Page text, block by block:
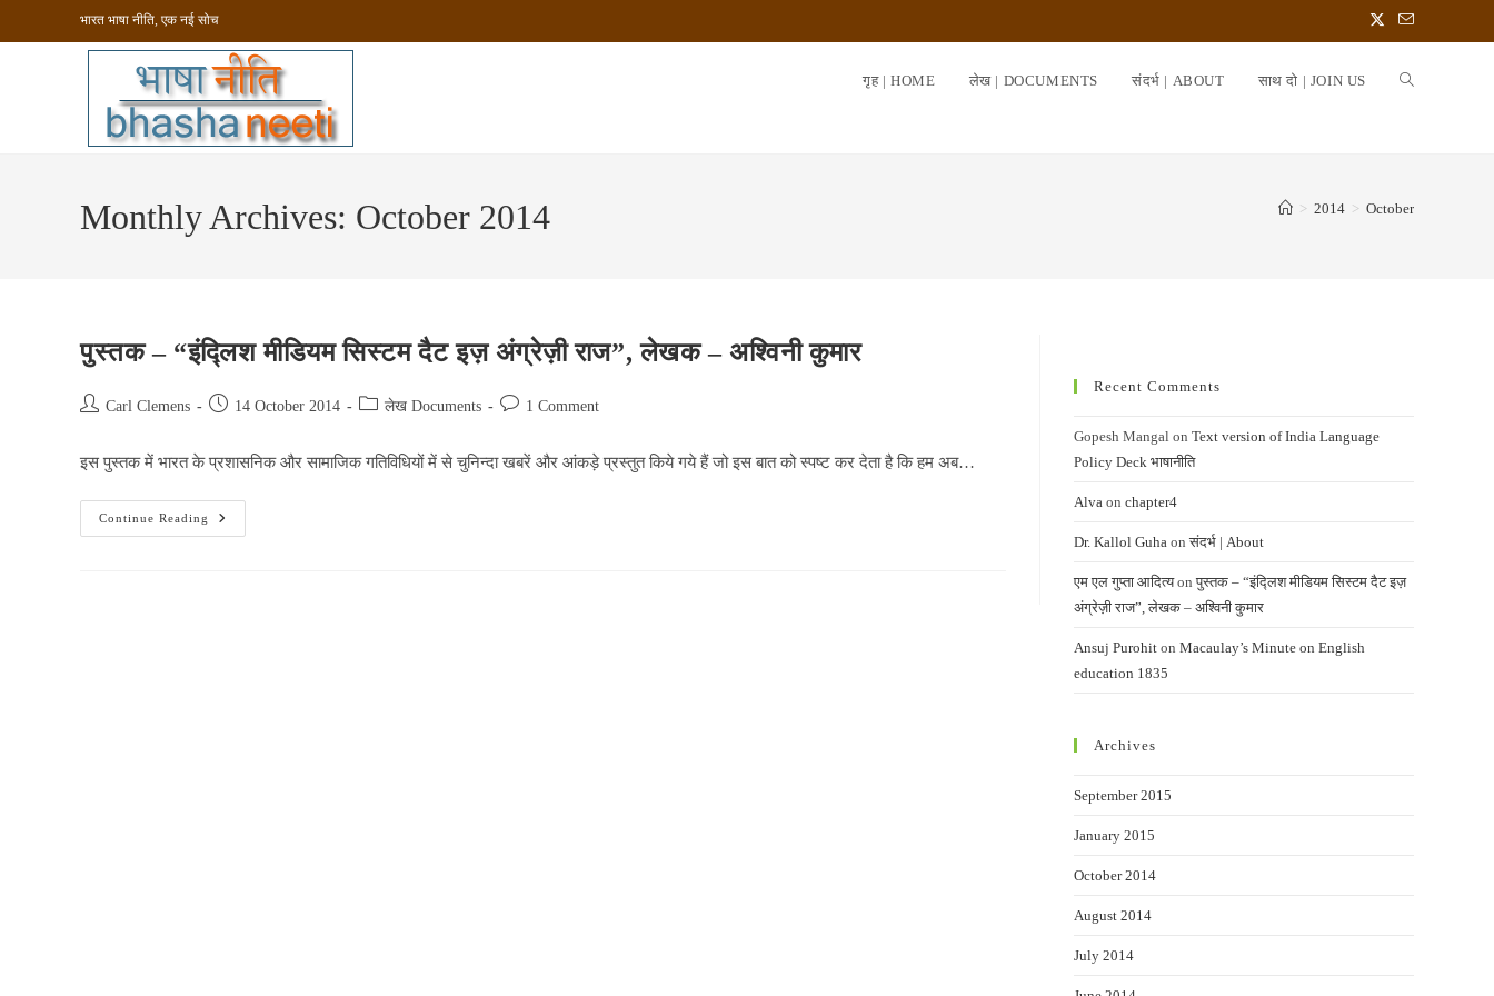
to
भारत भाषा नीति, एक नई सोच
गृह | HOME लेख | DOCUMENTS संदर्भ | ABOUT साथ दो | JOIN US TOGGLE
Monthly Archives: October 2014 > 2014 > October
पुस्तक – “इंद्लिश मीडियम सिस्टम दैट इज़ अंग्रेज़ी राज”, लेखक – अश्विनी कुमार
Post Carl Clemens
Post 14 October 2014
Post लेख Documents
Post 1 Comment
इस पुस्तक में भारत के प्रशासनिक और सामाजिक गतिविधियों में से चुनिन्दा खबरें और आंकड़े प्रस्तुत किये गये हैं जो इस बात को स्पष्ट कर देता है कि हम अब…
Continue Reading
पुस्तक
–
Recent Comments
Gopesh Mangal on Text version of India Language
Policy Deck भाषानीति
Alva on chapter4
Dr. Kallol Guha onसंदर्भ | About
एम एल गुप्ता आदित्यonपुस्तक – “इंद्लिश मीडियम सिस्टम दैट इज़
अंग्रेज़ी राज”, लेखक – अश्विनी कुमार
Ansuj Purohit on Macaulay’s Minute on English
education 1835
Archives
September 2015
January 2015
October 2014
August 2014
July 2014